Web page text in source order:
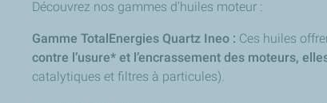
Découvrez nos gammes d'huiles moteur :
Gamme TotalEnergies Quartz Ineo : Ces huiles
contre l’usure* et l’encrassement des moteurs,
catalytiques et filtres à particules).